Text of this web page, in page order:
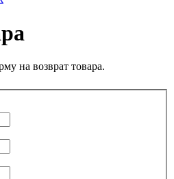
на возврат товара.